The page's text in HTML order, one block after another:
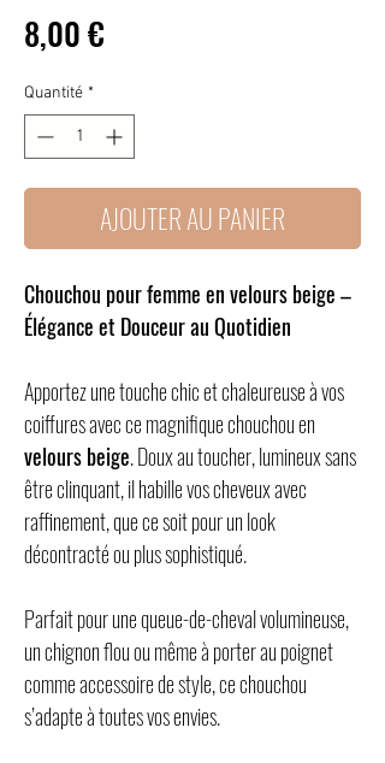
8,00 €
Quantité *
AJOUTER AU PANIER
Chouchou pour femme en velours beige –
Élégance et Douceur au Quotidien
Apportez une touche chic et chaleureuse à vos
coiffures avec ce magnifique chouchou en
velours beige. Doux au toucher, lumineux sans
être clinquant, il habille vos cheveux avec
raffinement, que ce soit pour un look
décontracté ou plus sophistiqué.
Parfait pour une queue-de-cheval volumineuse,
un chignon flou ou même à porter au poignet
comme accessoire de style, ce chouchou
s’adapte à toutes vos envies.